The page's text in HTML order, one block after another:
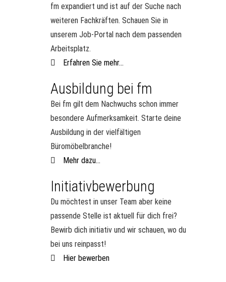
fm expandiert und ist auf der Suche nach
weiteren Fachkräften. Schauen Sie in
unserem Job-Portal nach dem passenden
Arbeitsplatz.
Erfahren Sie mehr...
Ausbildung bei fm
Bei fm gilt dem Nachwuchs schon immer
besondere Aufmerksamkeit. Starte deine
Ausbildung in der vielfältigen
Büromöbelbranche!
Mehr dazu...
Initiativbewerbung
Du möchtest in unser Team aber keine
passende Stelle ist aktuell für dich frei?
Bewirb dich initiativ und wir schauen, wo du
bei uns reinpasst!
Hier bewerben